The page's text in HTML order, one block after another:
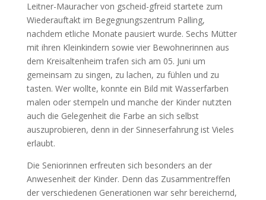
Leitner-Mauracher von gscheid-gfreid startete zum
Wiederauftakt im Begegnungszentrum Palling,
nachdem etliche Monate pausiert wurde. Sechs Mütter
mit ihren Kleinkindern sowie vier Bewohnerinnen aus
dem Kreisaltenheim trafen sich am 05. Juni um
gemeinsam zu singen, zu lachen, zu fühlen und zu
tasten. Wer wollte, konnte ein Bild mit Wasserfarben
malen oder stempeln und manche der Kinder nutzten
auch die Gelegenheit die Farbe an sich selbst
auszuprobieren, denn in der Sinneserfahrung ist Vieles
erlaubt.
Die Seniorinnen erfreuten sich besonders an der
Anwesenheit der Kinder. Denn das Zusammentreffen
der verschiedenen Generationen war sehr bereichernd,